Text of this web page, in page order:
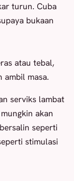
turun. Cuba
bukaan
atau tebal,
ambil masa.
serviks lambat
akan
seperti
stimulasi